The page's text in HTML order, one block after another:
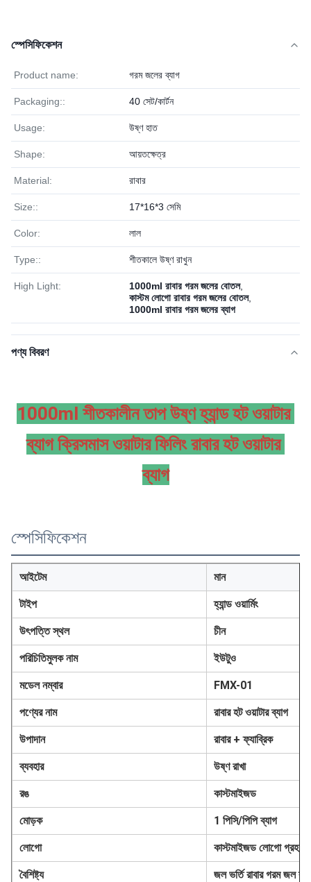
স্পেসিফিকেশন
Product name: গরম জলের ব্যাগ
Packaging:: 40 সেট/কার্টন
Usage: উষ্ণ হাত
Shape: আয়তক্ষেত্র
Material: রাবার
Size:: 17*16*3 সেমি
Color: লাল
Type:: শীতকালে উষ্ণ রাখুন
High Light: 1000ml রাবার গরম জলের বোতল,
কাস্টম লোগো রাবার গরম জলের বোতল,
1000ml রাবার গরম জলের ব্যাগ
পণ্য বিবরণ
1000ml শীতকালীন তাপ উষ্ণ হ্যান্ড হট ওয়াটার
ব্যাগ ক্রিসমাস ওয়াটার ফিলিং রাবার হট ওয়াটার
ব্যাগ
স্পেসিফিকেশন
আইটেম মান
টাইপ হ্যান্ড ওয়ার্মিং
উৎপত্তি স্থল চীন
পরিচিতিমুলক নাম ইউটুও
মডেল নম্বার FMX-01
পণ্যের নাম রাবার হট ওয়াটার ব্যাগ
উপাদান রাবার + ফ্যাব্রিক
ব্যবহার উষ্ণ রাখা
রঙ কাস্টমাইজড
মোড়ক 1 পিসি/পিপি ব্যাগ
লোগো কাস্টমাইজড লোগো গ্রহণ
বৈশিষ্ট্য জল ভর্তি রাবার গরম জল